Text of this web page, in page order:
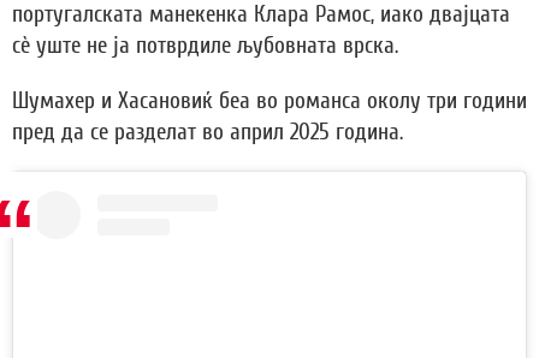
португалската манекенка Клара Рамос, иако двајцата
сè уште не ја потврдиле љубовната врска.
Шумахер и Хасановиќ беа во романса околу три години
пред да се разделат во април 2025 година.